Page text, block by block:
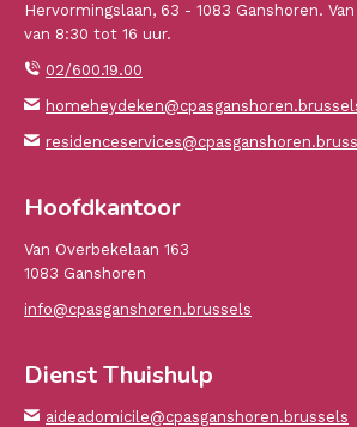
Hervormingslaan, 63 - 1083 Ganshoren.
van 8:30 tot 16 uur.
02/600.19.00
Hoofdkantoor
Van Overbekelaan 163
1083 Ganshoren
info@cpasganshoren.brussels
Dienst Thuishulp
aideadomicile@cpasganshoren.brussels